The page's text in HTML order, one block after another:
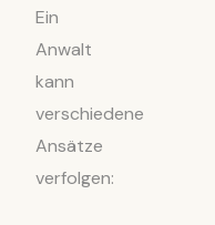
Ein
Anwalt
kann
verschiedene
Ansätze
verfolgen: